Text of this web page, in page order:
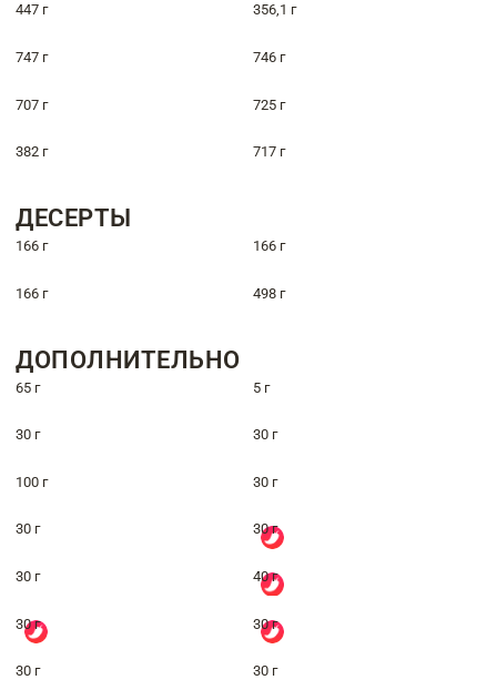
447 г 356,1 г
747 г 746 г
707 г 725 г
382 г 717 г
ДЕСЕРТЫ
166 г 166 г
166 г 498 г
ДОПОЛНИТЕЛЬНО
65 г 5 г
30 г 30 г
100 г 30 г
30 г 30 г
30 г 40 г
30 г 30 г
30 г 30 г